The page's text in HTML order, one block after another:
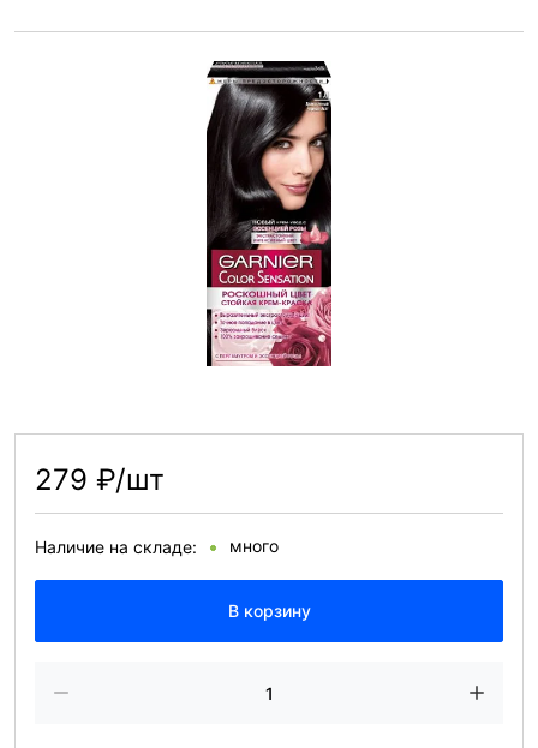
279 ₽/шт
Наличие на складе: много
В корзину